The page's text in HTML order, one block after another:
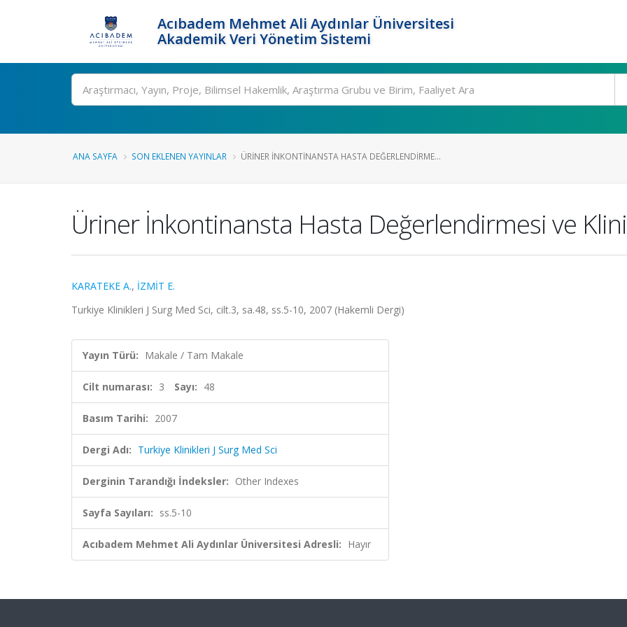
Acıbadem Mehmet Ali Aydınlar Üniversitesi
Akademik Veri Yönetim Sistemi
Ara
ANA SAYFA SON EKLENEN YAYINLAR ÜRINER İNKONTINANSTA HASTA DEĞERLENDIRME...
Üriner İnkontinansta Hasta Değerlendirmesi ve
KARATEKE A., İZMİT E.
Turkiye Klinikleri J Surg Med Sci, cilt.3, sa.48, ss.5-10, 2007 (Hakemli Dergi)
Yayın Türü: Makale / Tam Makale
Cilt numarası: 3 Sayı: 48
Basım Tarihi: 2007
Dergi Adı: Turkiye Klinikleri J Surg Med Sci
Derginin Tarandığı İndeksler: Other Indexes
Sayfa Sayıları: ss.5-10
Acıbadem Mehmet Ali Aydınlar Üniversitesi Adresli: Hayır